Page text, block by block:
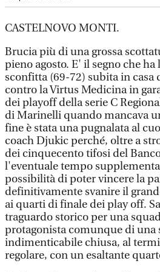
CASTELNOVO MONTI.
Brucia più di una grossa
pieno agosto. E' il segno che
sconfitta (69-72) subita in casa
contro la Virtus Medicina in
dei playoff della serie C
di Marinelli quando mancava
fine è stata una pugnalata al
coach Djukic perché, oltre a
dei cinquecento tifosi del
l'eventuale tempo
possibilità di poter vincere la
definitivamente svanire il
ai quarti di finale dei play off.
traguardo storico per una
protagonista comunque di una
indimenticabile chiusa, al
regolare, con un esaltante